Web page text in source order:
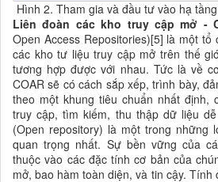
Hình 2. Tham gia và đầu tư vào hạ
Liên đoàn các kho truy cập mở -
Open Access Repositories)[5] là một
các kho tư liệu truy cập mở trên thế
tương hợp được với nhau. Tức là về
COAR sẽ có cách sắp xếp, trình bày,
theo một khung tiêu chuẩn nhất định,
truy cập, tìm kiếm, thu thập dữ liệu
(Open repository) là một trong những
quan trọng nhất. Sự bền vững của
thuộc vào các đặc tính cơ bản của
mở, bao hàm toàn diện, và tin cậy. Tính